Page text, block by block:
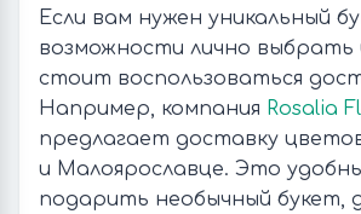
Если вам нужен уникальный
возможности лично выбрать
стоит воспользоваться
Например, компания Rosalia
предлагает доставку
и Малоярославце. Это
подарить необычный букет,